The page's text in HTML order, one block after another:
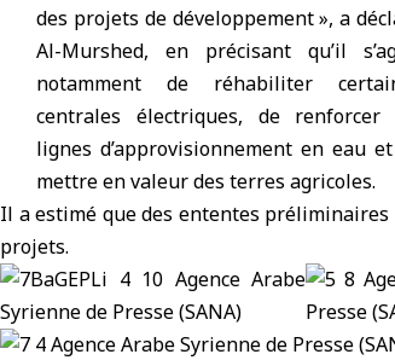
des projets de développement », a
Al-Murshed, en précisant qu’il
notamment de réhabiliter
centrales électriques, de renforcer
lignes d’approvisionnement en eau
mettre en valeur des terres agricoles.
Il a estimé que des ententes
projets.